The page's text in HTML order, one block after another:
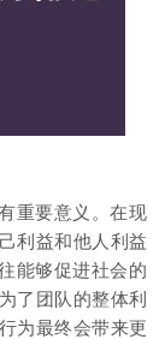
重要意义。在现
利益和他人利益
能够促进社会的
了团队的整体利
为最终会带来更